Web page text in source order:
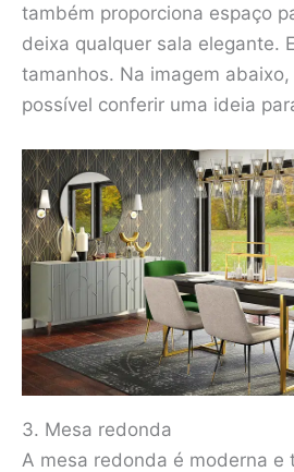
também proporciona espaço
deixa qualquer sala elegante.
tamanhos. Na imagem
possível conferir uma ideia
3. Mesa redonda
A mesa redonda é moderna e